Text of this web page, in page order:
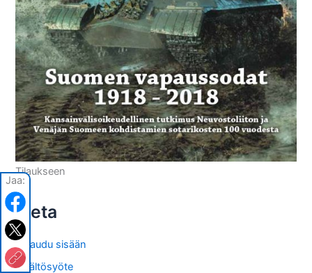
Tilaukseen
Meta
Kirjaudu sisään
Sisältösyöte
Jaa: